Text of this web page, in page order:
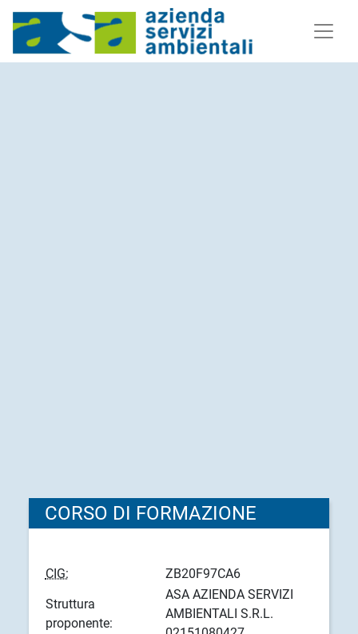
CORSO DI FORMAZIONE
CIG:
ZB20F97CA6
Struttura
proponente:
ASA AZIENDA SERVIZI
AMBIENTALI S.R.L.